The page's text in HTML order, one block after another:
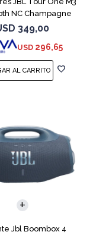
NC Champagne
349,00
USD 296,65
Jbl Boombox 4